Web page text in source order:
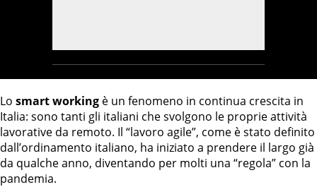
Lo smart working è un fenomeno in continua crescita in
Italia: sono tanti gli italiani che svolgono le proprie attività
lavorative da remoto. Il “lavoro agile”, come è stato definito
dall’ordinamento italiano, ha iniziato a prendere il largo già
da qualche anno, diventando per molti una “regola” con la
pandemia.